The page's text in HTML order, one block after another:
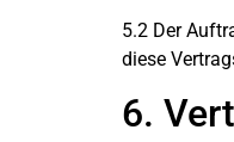
5.2 Der
diese
6.